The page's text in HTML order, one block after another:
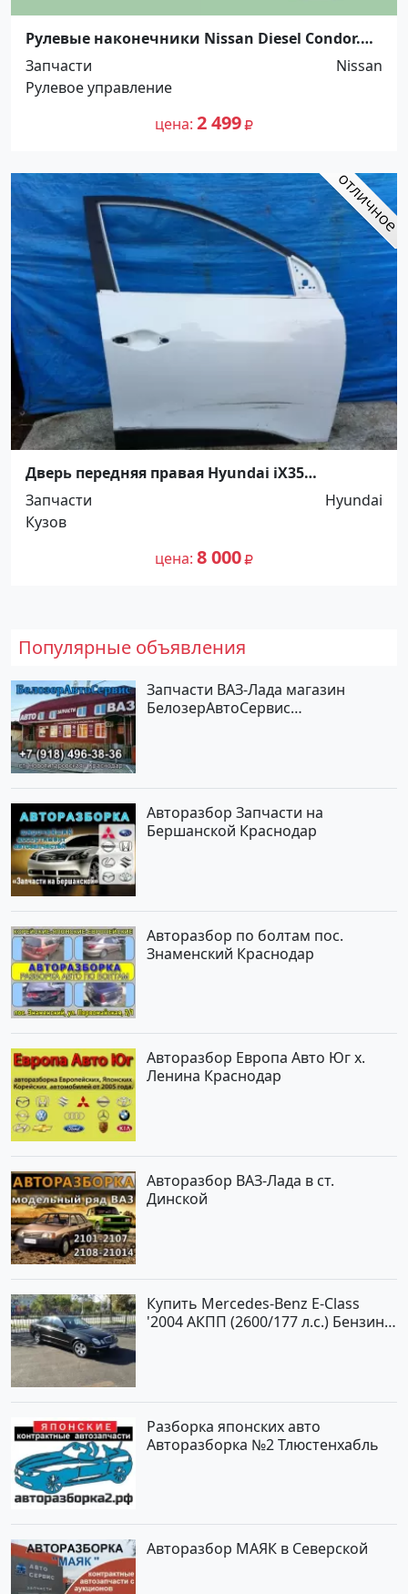
Рулевые наконечники Nissan Diesel Condor.
5264720 Краснодар
Запчасти
Nissan
Рулевое управление
цена 2 499
Дверь передняя правая Hyundai iX35
Краснодар
Запчасти
Hyundai
Кузов
цена 8 000
Популярные объявления
Запчасти ВАЗ-Лада магазин
БелозерАвтоСервис
Авторазбор Запчасти на
Бершанской Краснодар
Авторазбор по болтам пос.
Знаменский Краснодар
Авторазбор Европа Авто Юг х.
Ленина Краснодар
Авторазбор ВАЗ-Лада в ст.
Динской
Купить Mercedes-Benz E-Class
'2004 АКПП (2600/177 л.с.) Бензин
Разборка японских авто
Авторазборка №2 Тлюстенхабль
Авторазбор МАЯК в Северской